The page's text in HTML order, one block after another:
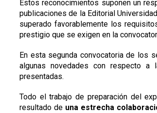
Estos reconocimientos suponen un
publicaciones de la Editorial
superado favorablemente los
prestigio que se exigen en la
En esta segunda convocatoria de los
algunas novedades con respecto
presentadas.
Todo el trabajo de preparación del
resultado de una estrecha